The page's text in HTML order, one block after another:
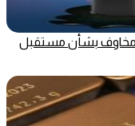
بشأن مستقبل